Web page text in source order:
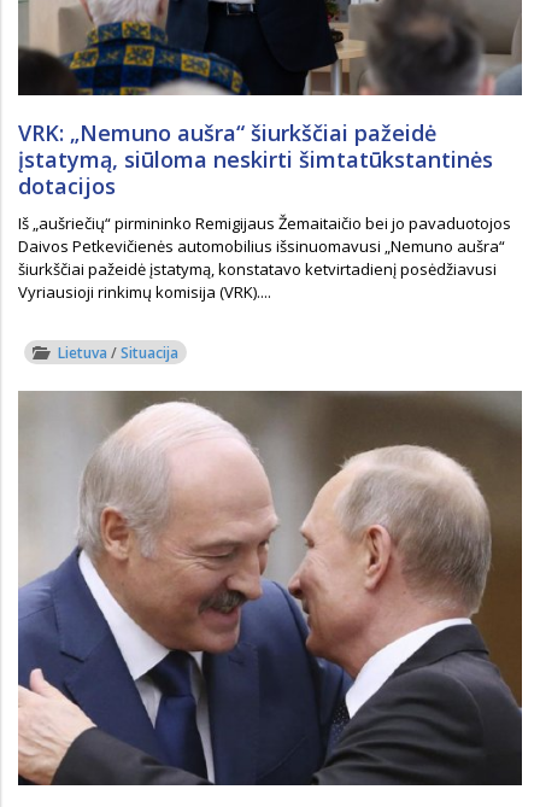
VRK: „Nemuno aušra“ šiurkščiai pažeidė
įstatymą, siūloma neskirti šimtatūkstantinės
dotacijos
Iš „aušriečių“ pirmininko Remigijaus Žemaitaičio bei jo pavaduotojos
Daivos Petkevičienės automobilius išsinuomavusi „Nemuno aušra“
šiurkščiai pažeidė įstatymą, konstatavo ketvirtadienį posėdžiavusi
Vyriausioji rinkimų komisija (VRK)....
Lietuva /Situacija